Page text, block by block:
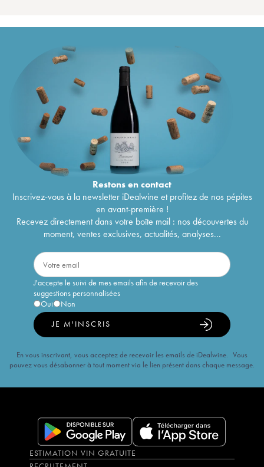
Restons encontact
Inscrivez-vous à la newsletter iDealwine et profitez de nos pépites
en avant-première !
Recevez directement dans votre boîte mail : nos découvertes du
moment, ventes exclusives, actualités, analyses...
J'accepte le suivi de mes emails afin de recevoir des
suggestions personnalisées
Oui
Non
JE M'INSCRIS
En vous inscrivant, vous acceptez de recevoir les emails de iDealwine. Vous
pouvez vous désabonner à tout moment via le lien présent dans chaque message.
ESTIMATION VIN GRATUITE